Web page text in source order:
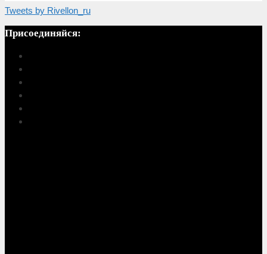
Tweets by Rivellon_ru
Присоединяйся: